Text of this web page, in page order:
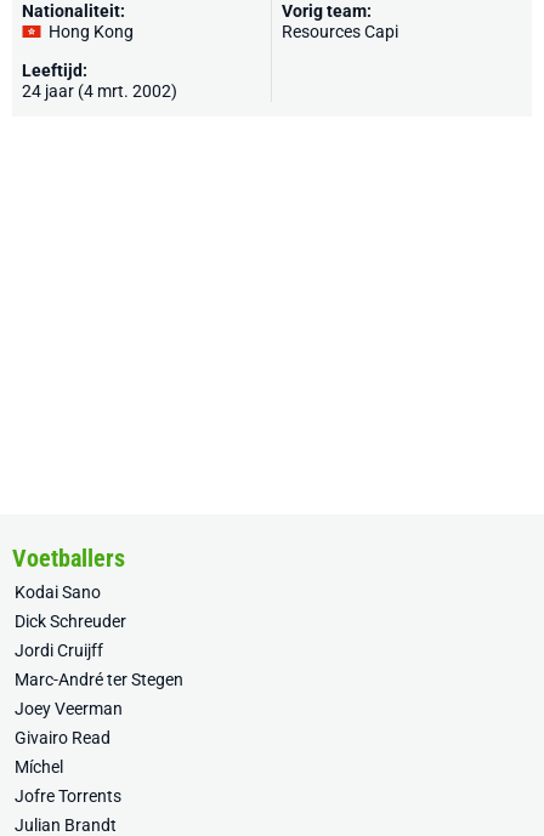
Nationaliteit:
Hong Kong
Leeftijd:
24 jaar (4 mrt. 2002)
Vorig team:
Resources Capi
Voetballers
Kodai Sano
Dick Schreuder
Jordi Cruijff
Marc-André ter Stegen
Joey Veerman
Givairo Read
Míchel
Jofre Torrents
Julian Brandt